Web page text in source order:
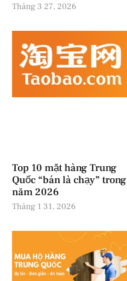
Tháng 3 27, 2026
Top 10 mặt hàng Trung
Quốc “bán là chạy” trong
năm 2026
Tháng 1 31, 2026